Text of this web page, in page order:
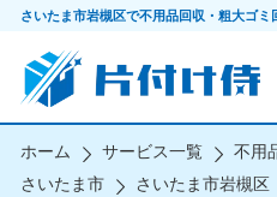
さいたま市岩槻区で不用品回収・粗大ゴミ
ホーム サービス一覧
不用
さいたま市
さいたま市岩槻区